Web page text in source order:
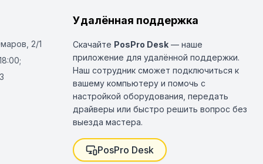
2/1
Удалённая поддержка
Скачайте PosPro Desk — наше
приложение для удалённой поддержки.
Наш сотрудник сможет подключиться к
вашему компьютеру и помочь с
настройкой оборудования, передать
драйверы или быстро решить вопрос без
выезда мастера.
PosPro Desk